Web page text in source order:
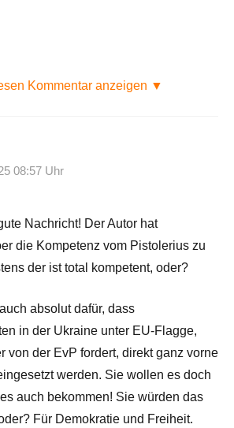
Kommentar anzeigen ▼
08:57 Uhr
Nachricht! Der Autor hat
die Kompetenz vom Pistolerius zu
der ist total kompetent, oder?
absolut dafür, dass
in der Ukraine unter EU-Flagge,
von der EvP fordert, direkt ganz vorne
werden. Sie wollen es doch
auch bekommen! Sie würden das
Für Demokratie und Freiheit.